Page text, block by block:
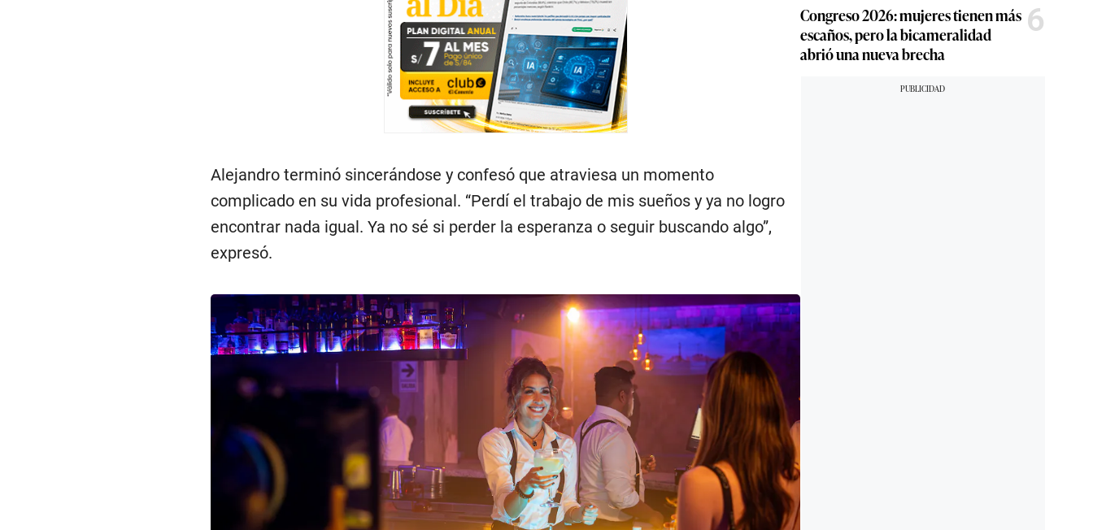
Alejandro terminó sincerándose y confesó que atraviesa un momento
complicado en su vida profesional. “Perdí el trabajo de mis sueños y ya no logro
encontrar nada igual. Ya no sé si perder la esperanza o seguir buscando algo”,
expresó.
Congreso 2026: mujeres tienen más
escaños, pero la bicameralidad
abrió una nueva brecha
6